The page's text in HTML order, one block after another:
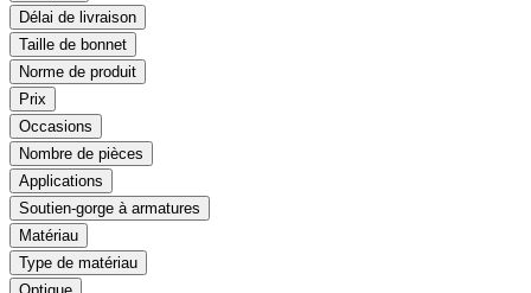
Délai de livraison
Taille de bonnet
Norme de produit
Prix
Occasions
Nombre de pièces
Applications
Soutien-gorge à armatures
Matériau
Type de matériau